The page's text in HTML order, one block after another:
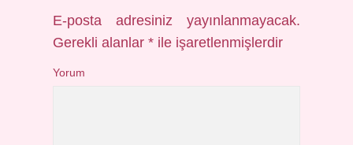
E-posta adresiniz yayınlanmayacak.
Gerekli alanlar* ile işaretlenmişlerdir
Yorum